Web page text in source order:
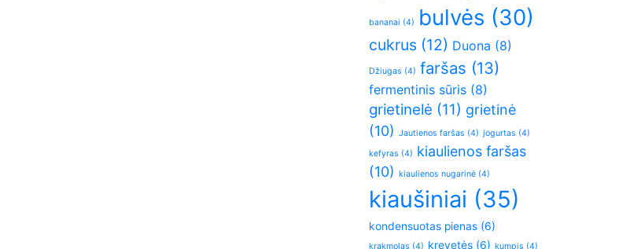
bananai (4) bulvės (30)
cukrus (12) Duona (8)
Džiugas (4) faršas (13)
fermentinis sūris (8)
grietinelė (11) grietinė
(10) Jautienos faršas (4) jogurtas (4)
kefyras (4) kiaulienos faršas
(10) kiaulienos nugarinė (4)
kiaušiniai (35)
kondensuotas pienas (6)
krakmolas (4) krevetės (6) kumpis (4)